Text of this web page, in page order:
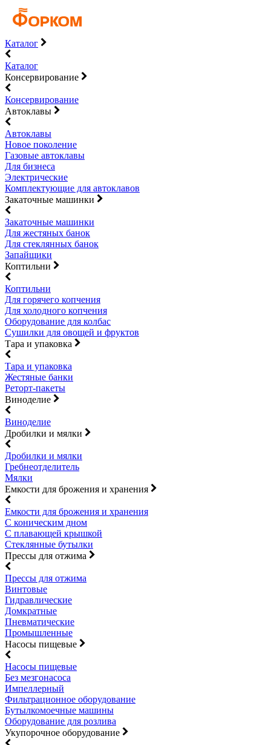
Каталог
Каталог
Консервирование
Консервирование
Автоклавы
Автоклавы
Новое поколение
Газовые автоклавы
Для бизнеса
Электрические
Комплектующие для автоклавов
Закаточные машинки
Закаточные машинки
Для жестяных банок
Для стеклянных банок
Запайщики
Коптильни
Коптильни
Для горячего копчения
Для холодного копчения
Оборудование для колбас
Сушилки для овощей и фруктов
Тара и упаковка
Тара и упаковка
Жестяные банки
Реторт-пакеты
Виноделие
Виноделие
Дробилки и мялки
Дробилки и мялки
Гребнеотделитель
Мялки
Емкости для брожения и хранения
Емкости для брожения и хранения
С коническим дном
С плавающей крышкой
Стеклянные бутылки
Прессы для отжима
Прессы для отжима
Винтовые
Гидравлические
Домкратные
Пневматические
Промышленные
Насосы пищевые
Насосы пищевые
Без мезгонасоса
Импеллерный
Фильтрационное оборудование
Бутылкомоечные машины
Оборудование для розлива
Укупорочное оборудование